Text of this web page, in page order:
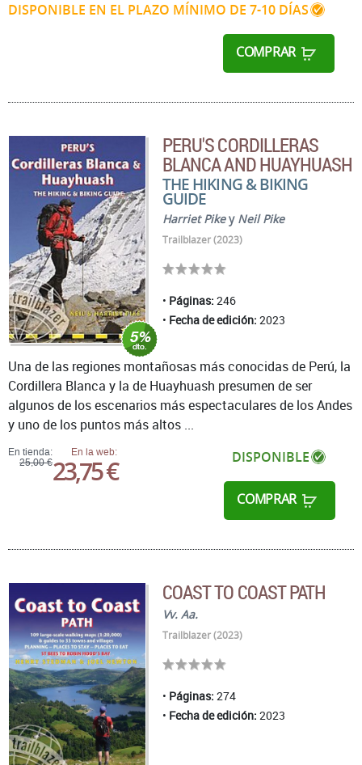
DISPONIBLE EN EL PLAZO MÍNIMO DE 7-10 DÍAS
COMPRAR
PERU'S CORDILLERAS
BLANCA AND HUAYHUASH
THE HIKING & BIKING
GUIDE
Harriet Pikey Neil Pike
Trailblazer (2023)
Páginas: 246
Fecha de edición: 2023
En tienda:
25,00 €
En la web:
23,75 € DISPONIBLE
COMPRAR
Una de las regiones montañosas más conocidas de Perú, la
Cordillera Blanca y la de Huayhuash presumen de ser
algunos de los escenarios más espectaculares de los Andes
y uno de los puntos más altos ...
COAST TO COAST PATH
Vv. Aa.
Trailblazer (2023)
Páginas: 274
Fecha de edición: 2023